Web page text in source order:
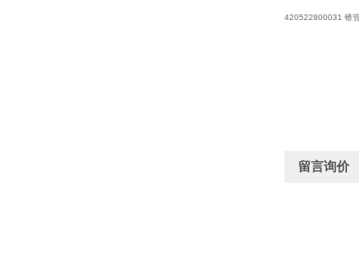
420522800031 锥
留言询价